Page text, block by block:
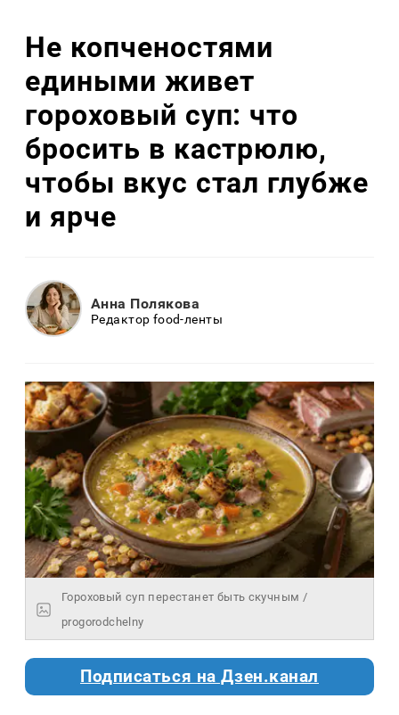
Не копченостями
едиными живет
гороховый суп: что
бросить в кастрюлю,
чтобы вкус стал глубже
и ярче
Анна Полякова
Редактор food-ленты
Гороховый суп перестанет быть скучным /
progorodchelny
Подписаться на Дзен.канал